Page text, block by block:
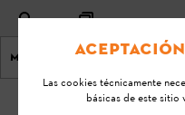
Menú
KA-01098
Las cookies técnicamente
básicas de este